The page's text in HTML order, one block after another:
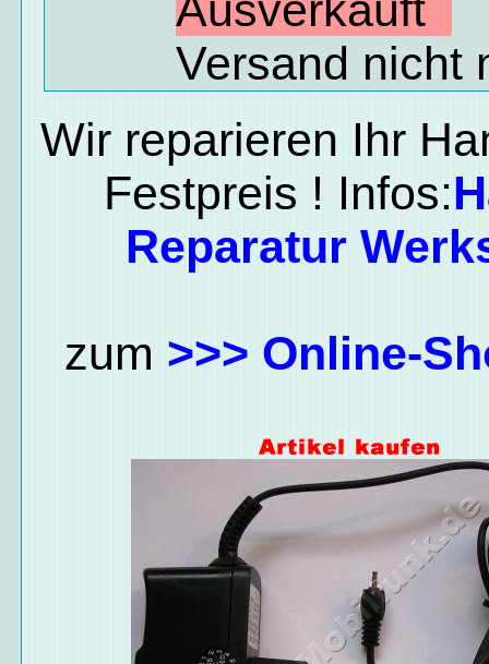
Versand nicht
Wir reparieren Ihr
Festpreis ! Infos:
Reparatur
zum >>> Online-